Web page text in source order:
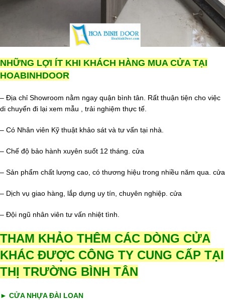
NHỮNG LỢI ÍT KHI KHÁCH HÀNG MUA CỬA TẠI
HOABINHDOOR
– Địa chỉ Showroom nằm ngay quận bình tân. Rất thuận tiện cho việc
di chuyển đi lại xem mẫu , trải nghiệm thực tế.
– Có Nhân viên Kỹ thuật khảo sát và tư vấn tại nhà.
– Chế độ bảo hành xuyên suốt 12 tháng. cửa
– Sản phẩm chất lượng cao, có thương hiệu trong nhiều năm qua. cửa
– Dịch vụ giao hàng, lắp dựng uy tín, chuyên nghiệp. cửa
– Đội ngũ nhân viên tư vấn nhiệt tình.
THAM KHẢO THÊM CÁC DÒNG CỬA
KHÁC ĐƯỢC CÔNG TY CUNG CẤP TẠI
THỊ TRƯỜNG BÌNH TÂN
► CỬA NHỰA ĐÀI LOAN